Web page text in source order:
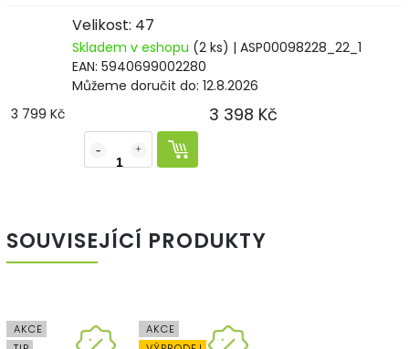
Velikost: 47
Skladem v eshopu (2 ks) | ASP00098228_22_1
EAN: 5940699002280
Můžeme doručit do: 12.8.2026
3 799 Kč
3 398 Kč
SOUVISEJÍCÍ PRODUKTY
AKCE
AKCE